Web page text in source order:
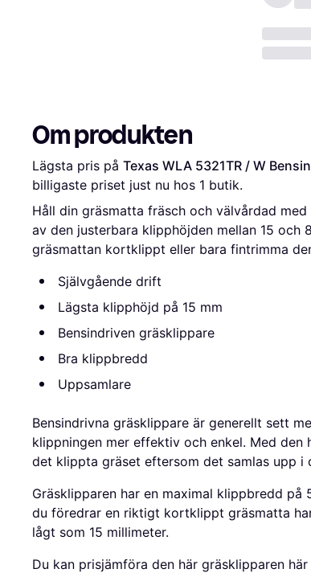
Om produkten
Lägsta pris på Texas WLA 5321TR / W
billigaste priset just nu hos 1 butik.
Håll din gräsmatta fräsch och välvårdad
av den justerbara klipphöjden mellan 15 och
gräsmattan kortklippt eller bara fintrimma
Självgående drift
Lägsta klipphöjd på 15 mm
Bensindriven gräsklippare
Bra klippbredd
Uppsamlare
Bensindrivna gräsklippare är generellt sett
klippningen mer effektiv och enkel. Med
det klippta gräset eftersom det samlas upp i
Gräsklipparen har en maximal klippbredd
du föredrar en riktigt kortklippt gräsmatta
lågt som 15 millimeter.
Du kan prisjämföra den här gräsklipparen